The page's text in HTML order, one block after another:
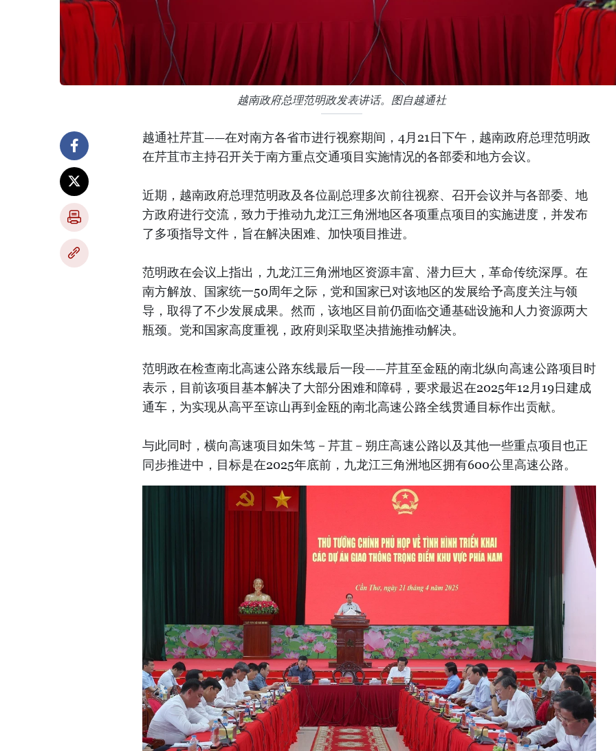
越南政府总理范明政发表讲话。图自越通社
越通社芹苴——在对南方各省市进行视察期间，4月21日下午，越南政府总理范明政
在芹苴市主持召开关于南方重点交通项目实施情况的各部委和地方会议。
近期，越南政府总理范明政及各位副总理多次前往视察、召开会议并与各部委、地
方政府进行交流，致力于推动九龙江三角洲地区各项重点项目的实施进度，并发布
了多项指导文件，旨在解决困难、加快项目推进。
范明政在会议上指出，九龙江三角洲地区资源丰富、潜力巨大，革命传统深厚。在
南方解放、国家统一50周年之际，党和国家已对该地区的发展给予高度关注与领
导，取得了不少发展成果。然而，该地区目前仍面临交通基础设施和人力资源两大
瓶颈。党和国家高度重视，政府则采取坚决措施推动解决。
范明政在检查南北高速公路东线最后一段——芹苴至金瓯的南北纵向高速公路项目时
表示，目前该项目基本解决了大部分困难和障碍，要求最迟在2025年12月19日建成
通车，为实现从高平至谅山再到金瓯的南北高速公路全线贯通目标作出贡献。
与此同时，横向高速项目如朱笃－芹苴－朔庄高速公路以及其他一些重点项目也正
同步推进中，目标是在2025年底前，九龙江三角洲地区拥有600公里高速公路。